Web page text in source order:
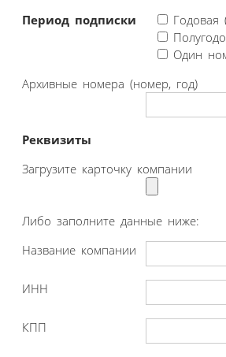
Период подписки
Годовая
Один
Архивные номера (номер, год)
Реквизиты
Загрузите карточку компании
Либо заполните данные ниже:
Название компании
ИНН
КПП